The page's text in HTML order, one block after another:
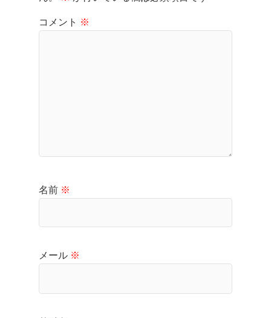
コメント ※
名前 ※
メール ※